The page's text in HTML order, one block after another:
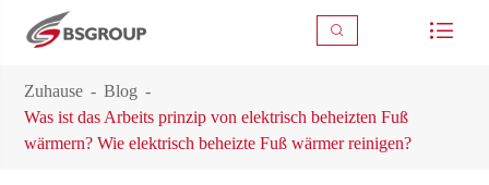
 
Zuhause
Blog
Was ist das Arbeits prinzip von elektrisch beheizten Fuß
wärmern? Wie elektrisch beheizte Fuß wärmer reinigen?